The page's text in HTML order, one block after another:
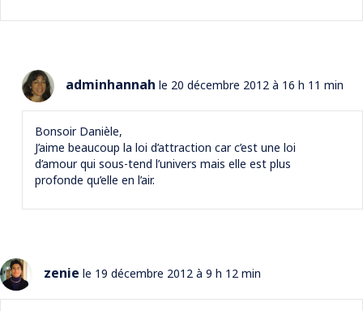
adminhannah le 20 décembre 2012 à 16 h 11 min
Bonsoir Danièle,
J’aime beaucoup la loi d’attraction car c’est une loi
d’amour qui sous-tend l’univers mais elle est plus
profonde qu’elle en l’air.
zenie le 19 décembre 2012 à 9 h 12 min